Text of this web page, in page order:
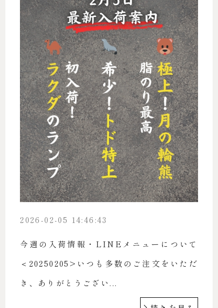
2026-02-05 14:46:43
今週の入荷情報・LINEメニューについて
＜20250205>いつも多数のご注文をいただ
き、ありがとうござい...